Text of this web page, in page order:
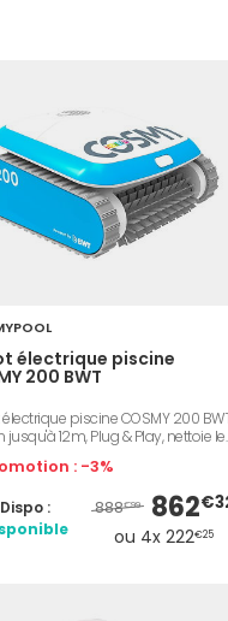
électrique piscine
200 BWT
piscine COSMY 200
12m, Plug & Play, nettoie
fond et ligne d'eau, double
3 cycle de nettoyage, filtration
couche 100 microns, navigation
application mobile, coque
: -3%
Dispo :
888€99 862
ou 4x 222€25